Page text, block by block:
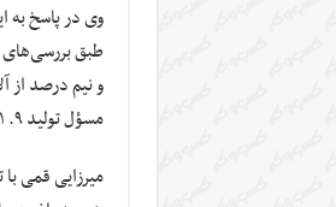
وی در پاسخ به
مسؤل تولید ۹. ۱ درصد ذرات معلق آلاینده در هوای پایتخت هستند.
میرزایی قمی